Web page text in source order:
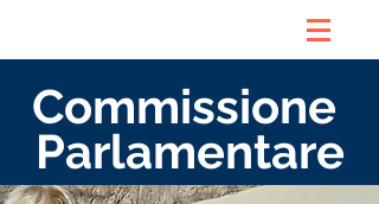
Commissione
Parlamentare